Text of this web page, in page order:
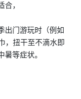
，
出门游玩时（例如
，扭干至不滴水即
等症状。